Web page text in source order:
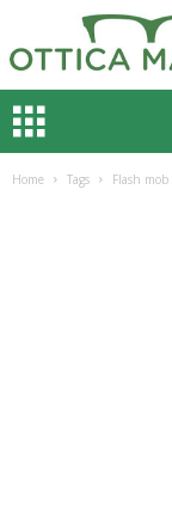
Home Tags Flash mob